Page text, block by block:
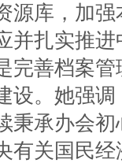
源库，加
并扎实推
完善档案
设。她强
秉承办会
有关国民